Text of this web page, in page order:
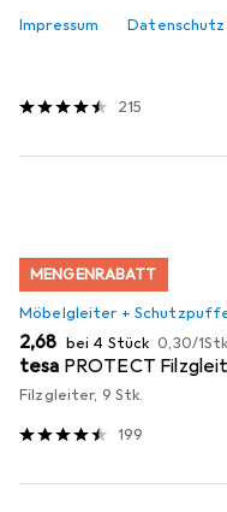
Impressum
EUR
5,31 1Stk.
tesaPROTECT
215
MENGENRABATT
Möbelgleiter +
EUR
2,68 bei 4 Stück EUR
0,30/
tesa PROTECT
Filzgleiter, 9 Stk.
199